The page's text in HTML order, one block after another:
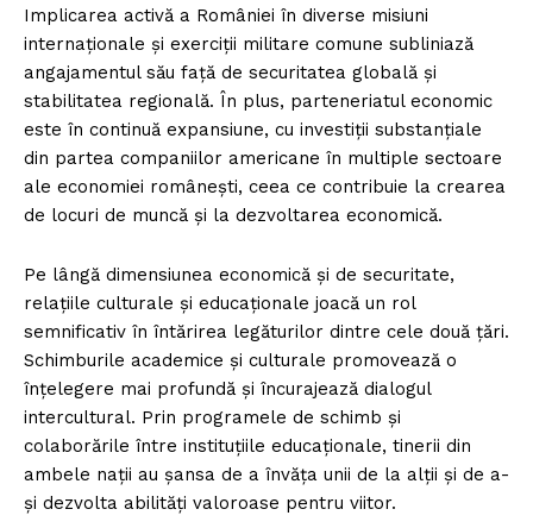
Implicarea activă a României în diverse misiuni
internaționale și exerciții militare comune subliniază
angajamentul său față de securitatea globală și
stabilitatea regională. În plus, parteneriatul economic
este în continuă expansiune, cu investiții substanțiale
din partea companiilor americane în multiple sectoare
ale economiei românești, ceea ce contribuie la crearea
de locuri de muncă și la dezvoltarea economică.
Pe lângă dimensiunea economică și de securitate,
relațiile culturale și educaționale joacă un rol
semnificativ în întărirea legăturilor dintre cele două țări.
Schimburile academice și culturale promovează o
înțelegere mai profundă și încurajează dialogul
intercultural. Prin programele de schimb și
colaborările între instituțiile educaționale, tinerii din
ambele nații au șansa de a învăța unii de la alții și de a-
și dezvolta abilități valoroase pentru viitor.